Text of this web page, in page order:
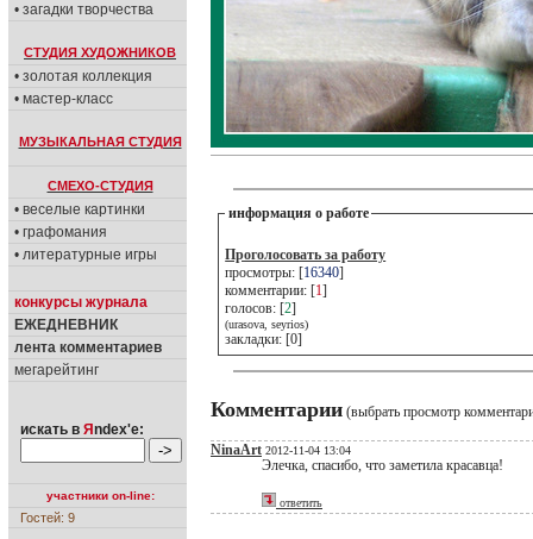
• загадки творчества
СТУДИЯ ХУДОЖНИКОВ
• золотая коллекция
• мастер-класс
МУЗЫКАЛЬНАЯ СТУДИЯ
СМЕХО-СТУДИЯ
• веселые картинки
• графомания
• литературные игры
конкурсы журнала
ЕЖЕДНЕВНИК
лента комментариев
мегарейтинг
искать в Я ndex'е:
участники on-line:
Гостей: 9
информация о работе
Проголосовать за работу
просмотры: [16340]
комментарии: [1]
голосов: [2]
(urasova, seyrios)
закладки: [0]
Комментарии (выбрать просмотр
NinaArt 2012-11-04 13:04
Элечка, спасибо, что заметила красавца!
ответить